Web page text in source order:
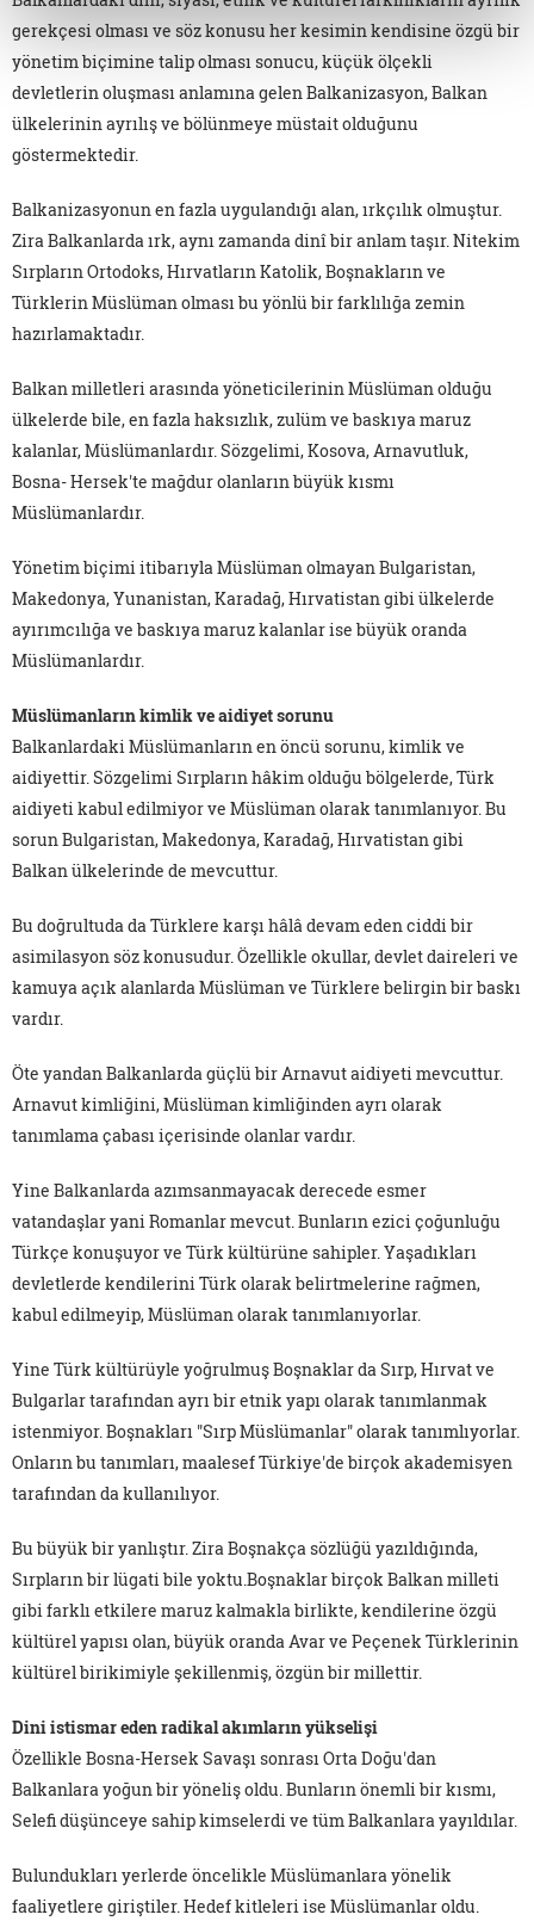
gerekçesi olması ve söz konusu her kesimin kendisine özgü bir
yönetim biçimine talip olması sonucu, küçük ölçekli
devletlerin oluşması anlamına gelen Balkanizasyon, Balkan
ülkelerinin ayrılış ve bölünmeye müstait olduğunu
göstermektedir.
Balkanizasyonun en fazla uygulandığı alan, ırkçılık olmuştur.
Zira Balkanlarda ırk, aynı zamanda dinî bir anlam taşır. Nitekim
Sırpların Ortodoks, Hırvatların Katolik, Boşnakların ve
Türklerin Müslüman olması bu yönlü bir farklılığa zemin
hazırlamaktadır.
Balkan milletleri arasında yöneticilerinin Müslüman olduğu
ülkelerde bile, en fazla haksızlık, zulüm ve baskıya maruz
kalanlar, Müslümanlardır. Sözgelimi, Kosova, Arnavutluk,
Bosna- Hersek'te mağdur olanların büyük kısmı
Müslümanlardır.
Yönetim biçimi itibarıyla Müslüman olmayan Bulgaristan,
Makedonya, Yunanistan, Karadağ, Hırvatistan gibi ülkelerde
ayırımcılığa ve baskıya maruz kalanlar ise büyük oranda
Müslümanlardır.
Müslümanların kimlik ve aidiyet sorunu
Balkanlardaki Müslümanların en öncü sorunu, kimlik ve
aidiyettir. Sözgelimi Sırpların hâkim olduğu bölgelerde, Türk
aidiyeti kabul edilmiyor ve Müslüman olarak tanımlanıyor. Bu
sorun Bulgaristan, Makedonya, Karadağ, Hırvatistan gibi
Balkan ülkelerinde de mevcuttur.
Bu doğrultuda da Türklere karşı hâlâ devam eden ciddi bir
asimilasyon söz konusudur. Özellikle okullar, devlet daireleri ve
kamuya açık alanlarda Müslüman ve Türklere belirgin bir baskı
vardır.
Öte yandan Balkanlarda güçlü bir Arnavut aidiyeti mevcuttur.
Arnavut kimliğini, Müslüman kimliğinden ayrı olarak
tanımlama çabası içerisinde olanlar vardır.
Yine Balkanlarda azımsanmayacak derecede esmer
vatandaşlar yani Romanlar mevcut. Bunların ezici çoğunluğu
Türkçe konuşuyor ve Türk kültürüne sahipler. Yaşadıkları
devletlerde kendilerini Türk olarak belirtmelerine rağmen,
kabul edilmeyip, Müslüman olarak tanımlanıyorlar.
Yine Türk kültürüyle yoğrulmuş Boşnaklar da Sırp, Hırvat ve
Bulgarlar tarafından ayrı bir etnik yapı olarak tanımlanmak
istenmiyor. Boşnakları "Sırp Müslümanlar" olarak tanımlıyorlar.
Onların bu tanımları, maalesef Türkiye'de birçok akademisyen
tarafından da kullanılıyor.
Bu büyük bir yanlıştır. Zira Boşnakça sözlüğü yazıldığında,
Sırpların bir lügati bile yoktu.Boşnaklar birçok Balkan milleti
gibi farklı etkilere maruz kalmakla birlikte, kendilerine özgü
kültürel yapısı olan, büyük oranda Avar ve Peçenek Türklerinin
kültürel birikimiyle şekillenmiş, özgün bir millettir.
Dini istismar eden radikal akımların yükselişi
Özellikle Bosna-Hersek Savaşı sonrası Orta Doğu'dan
Balkanlara yoğun bir yöneliş oldu. Bunların önemli bir kısmı,
Selefi düşünceye sahip kimselerdi ve tüm Balkanlara yayıldılar.
Bulundukları yerlerde öncelikle Müslümanlara yönelik
faaliyetlere giriştiler. Hedef kitleleri ise Müslümanlar oldu.